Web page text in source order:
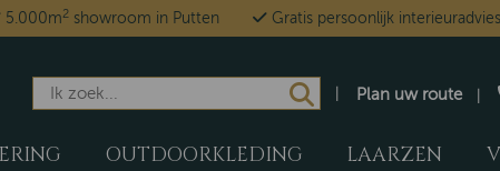
5.000m2 showroom in Putten Gratis persoonlijk interieuradvies
Plan uw route
OUTDOORKLEDING LAARZEN